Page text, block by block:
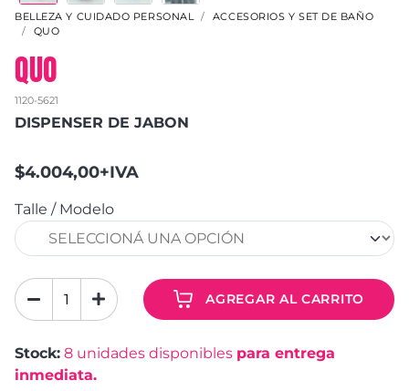
BELLEZA Y CUIDADO PERSONAL
ACCESORIOS Y SET DE BAÑO
QUO
QUO
1120-5621
DISPENSER DE JABON
$4.004,00+IVA
Talle / Modelo
AGREGAR AL CARRITO
Stock: 8 unidades disponibles para entrega
inmediata.